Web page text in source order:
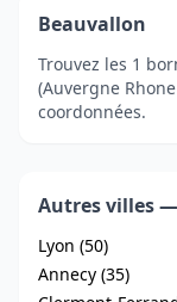
Beauvallon
Trouvez les 1
(Auvergne
coordonnées.
Autres villes
Lyon (50)
Annecy (35)